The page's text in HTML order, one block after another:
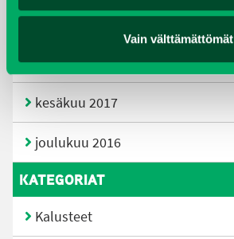
Vain välttämättömät
heinäkuu 2017
kesäkuu 2017
joulukuu 2016
KATEGORIAT
Kalusteet